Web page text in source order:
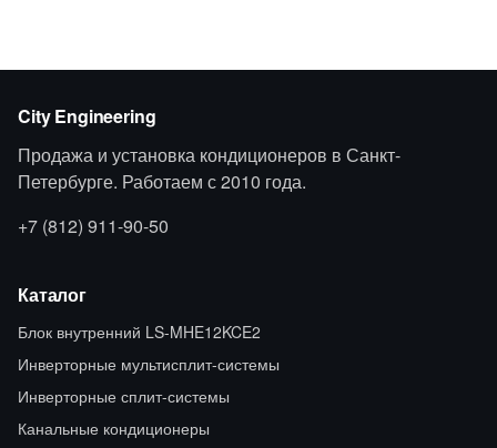
City Engineering
Продажа и установка кондиционеров в Санкт-
Петербурге. Работаем с 2010 года.
+7 (812) 911-90-50
Каталог
Блок внутренний LS-MHE12KCE2
Инверторные мультисплит-системы
Инверторные сплит-системы
Канальные кондиционеры